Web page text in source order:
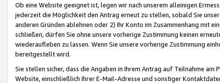
Ob eine Website geeignet ist, legen wir nach unserem alleinigen
jederzeit die Möglichkeit den Antrag erneut zu stellen, sobald Sie
anderen Gründen ablehnen oder 2) Ihr Konto im Zusammenhang mit
schließen, dürfen Sie ohne unsere vorherige Zustimmung keinen
wiederaufleben zu lassen. Wenn Sie unsere vorherige Zustimmung
bereitgestellt wird.
Sie stellen sicher, dass die Angaben in Ihrem Antrag auf Teilnahme
Website, einschließlich Ihrer E-Mail-Adresse und sonstiger